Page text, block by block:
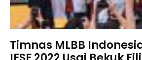
Timnas MLBB